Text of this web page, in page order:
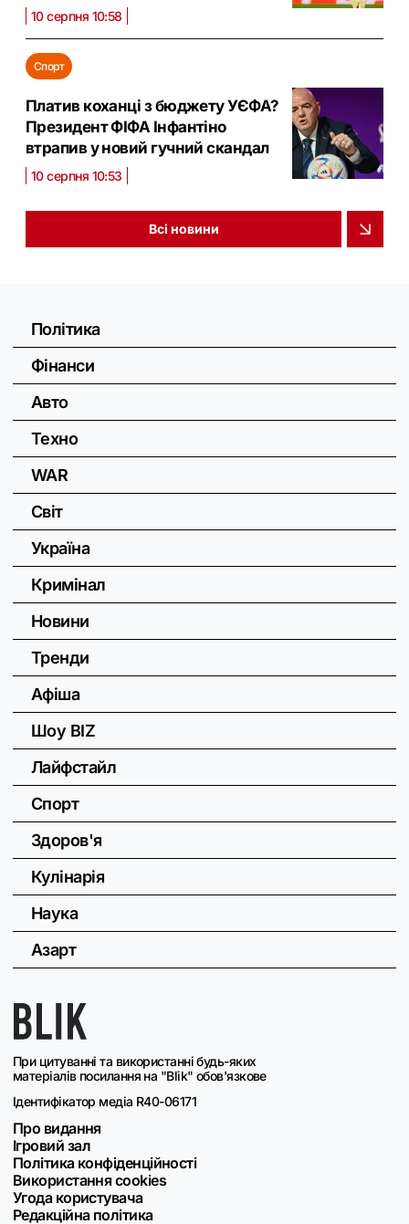
10 серпня 10:58
Спорт
Платив коханці з бюджету УЄФА?
Президент ФІФА Інфантіно
втрапив у новий гучний скандал
10 серпня 10:53
Всі новини
При цитуванні та використанні будь-яких
матеріалів посилання на "Blik" обов'язкове
Ідентифікатор медіа R40-06171
Про видання
Ігровий зал
Політика конфіденційності
Використання cookies
Угода користувача
Редакційна політика
Політика
Фінанси
Авто
Техно
WAR
Світ
Україна
Кримінал
Новини
Тренди
Афіша
Шоу BIZ
Лайфстайл
Спорт
Здоров'я
Кулінарія
Наука
Азарт